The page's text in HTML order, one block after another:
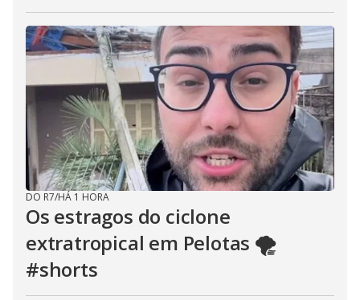
DO R7/HÁ 1 HORA
Os estragos do ciclone
extratropical em Pelotas 🌪️
#shorts